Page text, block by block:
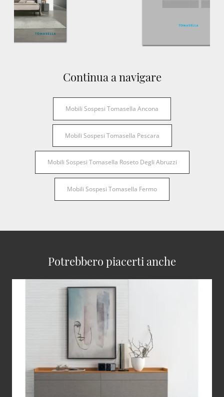
Continua a navigare
Mobili Sospesi Tomasella Ancona
Mobili Sospesi Tomasella Pescara
Mobili Sospesi Tomasella Roseto Degli Abruzzi
Mobili Sospesi Tomasella Fermo
Potrebbero piacerti anche